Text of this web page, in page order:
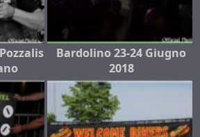
Bardolino 23-24 Giugno
2018